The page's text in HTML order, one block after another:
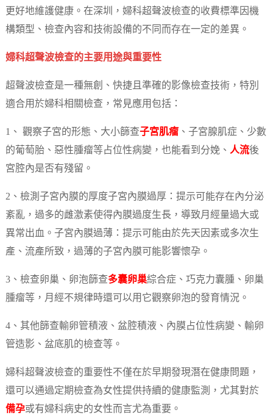
更好地維護健康。在深圳，婦科超聲波檢查的收費標準因機
構類型、檢查內容和技術設備的不同而存在一定的差異。
婦科超聲波檢查的主要用途與重要性
超聲波檢查是一種無創、快捷且準確的影像檢查技術，特別
適合用於婦科相關檢查，常見應用包括：
1、 觀察子宮的形態、大小篩查子宮肌瘤、子宮腺肌症、少數
的葡萄胎、惡性腫瘤等占位性病變，也能看到分娩、 人流後
宮腔內是否有殘留。
2、檢測子宮內膜的厚度子宮內膜過厚：提示可能存在內分泌
紊亂，過多的雌激素使得內膜過度生長，導致月經量過大或
異常出血。子宮內膜過薄：提示可能由於先天因素或多次生
產、流產所致，過薄的子宮內膜可能影響懷孕。
3、檢查卵巢、卵泡篩查多囊卵巢綜合症、巧克力囊腫、卵巢
腫瘤等，月經不規律時還可以用它觀察卵泡的發育情況。
4、其他篩查輸卵管積液、盆腔積液、內膜占位性病變、輸卵
管造影、盆底肌的檢查等。
婦科超聲波檢查的重要性不僅在於早期發現潛在健康問題，
還可以通過定期檢查為女性提供持續的健康監測，尤其對於
備孕或有婦科病史的女性而言尤為重要。